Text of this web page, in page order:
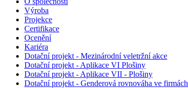
Výroba
Projekce
Certifikace
Ocenění
Kariéra
Dotační projekt - Mezinárodní veletržní akce
Dotační projekt - Aplikace VI Plošiny
Dotační projekt - Aplikace VII - Plošiny
Dotační projekt - Genderová rovnováha ve firmách